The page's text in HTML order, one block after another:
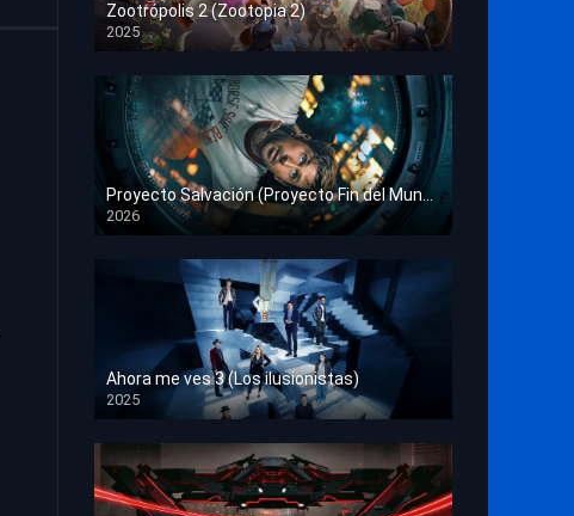
Zootrópolis 2 (Zootopia 2)
2025
HD 1080p
Proyecto Salvación (Proyecto Fin del Mundo)
2026
HD 1080p
Ahora me ves 3 (Los ilusionistas)
2025
HD 1080p